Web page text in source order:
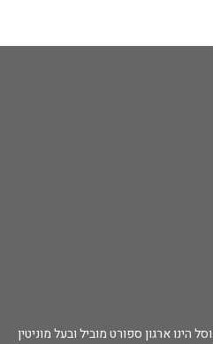
ארגון ספורט מוביל ובעל מוניטין